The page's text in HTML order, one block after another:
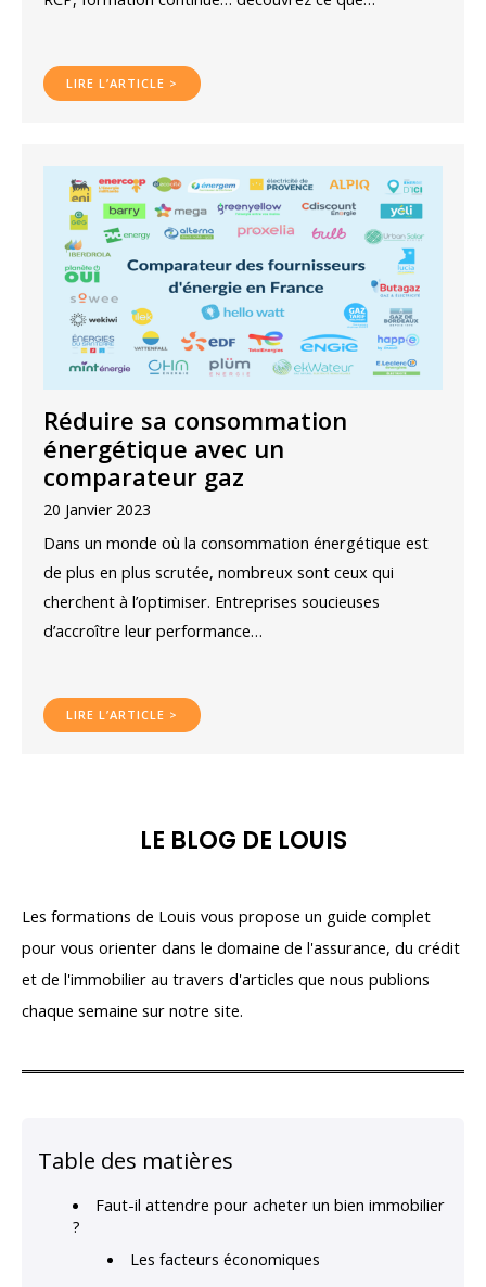
LIRE L’ARTICLE >
Réduire sa consommation
énergétique avec un
comparateur gaz
20 Janvier 2023
Dans un monde où la consommation énergétique est
de plus en plus scrutée, nombreux sont ceux qui
cherchent à l’optimiser. Entreprises soucieuses
d’accroître leur performance…
LIRE L’ARTICLE >
LE BLOG DE LOUIS
Les formations de Louis vous propose un guide complet
pour vous orienter dans le domaine de l'assurance, du crédit
et de l'immobilier au travers d'articles que nous publions
chaque semaine sur notre site.
Table des matières
Faut-il attendre pour acheter un bien immobilier
?
Les facteurs économiques